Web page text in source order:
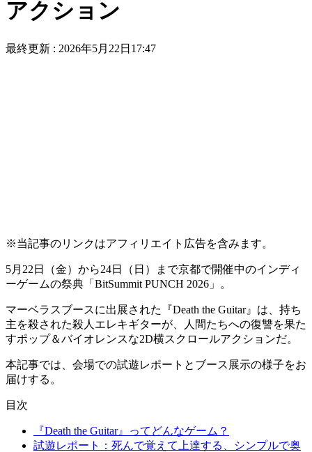
アクション
最終更新 : 2026年5月22日17:47
※当記事のリンクはアフィリエイト広告を含みます。
5月22日（金）から24日（日）まで京都で開催中のインディ
ーゲームの祭典 「BitSummit PUNCH 2026」 。
マーベラスブースに出展された 『Death the Guitar』 は、 持ち
主を殺された殺人エレキギターが、人間たちへの復讐を果た
すポップ＆バイオレンスな2D横スクロールアクションだ。
本記事では、会場での試遊レポートとブース展示の様子をお
届けする。
目次
『Death the Guitar』ってどんなゲーム？
試遊レポート：死んで覚えて上達する、シンプルで奥